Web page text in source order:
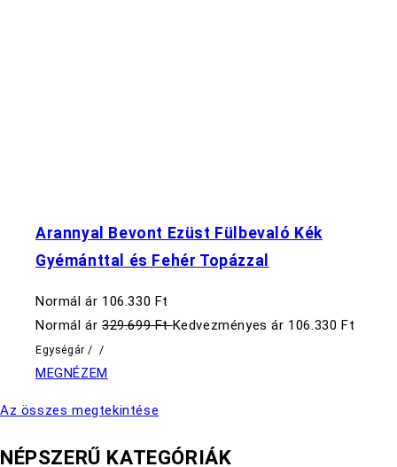
Arannyal Bevont Ezüst Fülbevaló Kék
Gyémánttal és Fehér Topázzal
Normál ár 106.330 Ft
Normál ár 329.699 FtKedvezményes ár 106.330 Ft
Egységár / /
MEGNÉZEM
Az összes megtekintése
NÉPSZERŰ KATEGÓRIÁK